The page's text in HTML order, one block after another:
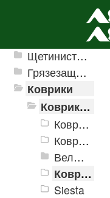
Ячеистые грязезащитные покрытия
Щетинистые покрытия
Грязезащитные, влаговпитывающие покрытия
Коврики
Коврики влаговпитывающие
Коврики влаговпитывающие Velur
Коврики влаговпитывающие "Hall"
Велюровые дорожки
Коврики Принтованные
Siesta